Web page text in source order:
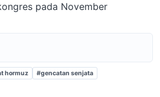
pada November
hormuz #gencatan senjata